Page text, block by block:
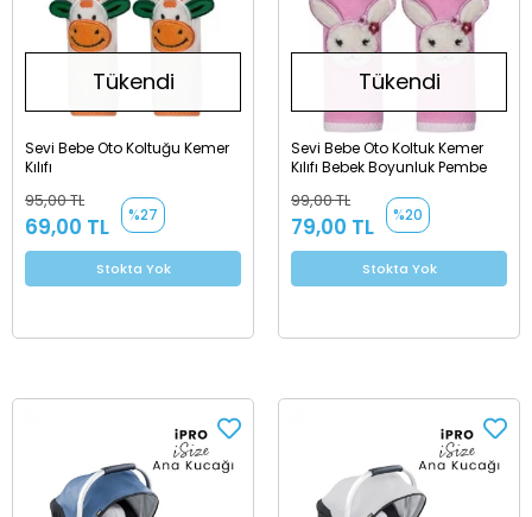
Tükendi
Sevi Bebe Oto Koltuğu Kemer
Kılıfı
95,00 TL
69,00 TL %27
Stokta Yok
Tükendi
Sevi Bebe Oto Koltuk Kemer
Kılıfı Bebek Boyunluk Pembe
99,00 TL
79,00 TL %20
Stokta Yok